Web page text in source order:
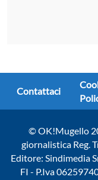
Contattaci
© OK!Mugello
giornalistica Reg.
Editore: Sindimedia
FI - P.Iva